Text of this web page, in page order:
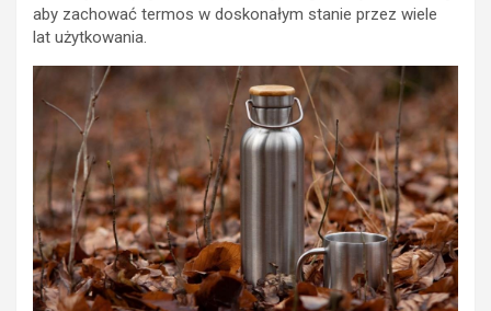
aby zachować termos w doskonałym stanie przez wiele
lat użytkowania.